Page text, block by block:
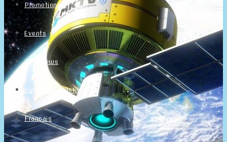
Promotionals
Events
Interviews
NintendObs Asks
Français